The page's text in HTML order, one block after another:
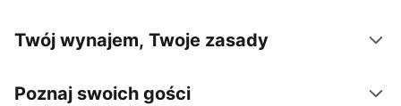
Twój wynajem, Twoje zasady
Poznaj swoich gości